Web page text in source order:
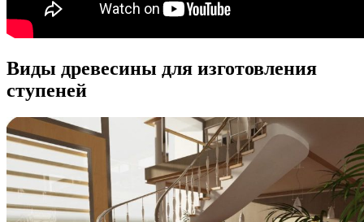
Виды древесины для изготовления
ступеней